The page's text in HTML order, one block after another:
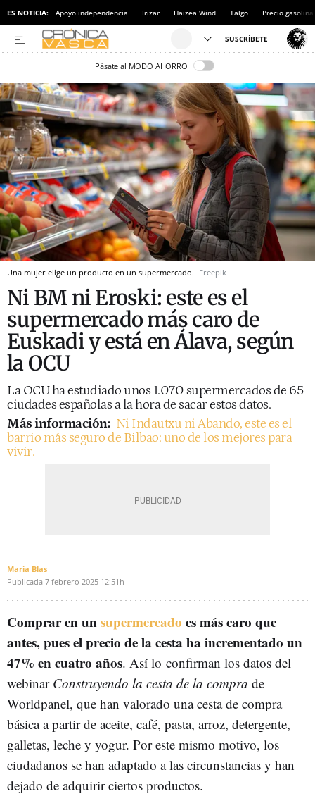
ES NOTICIA: Apoyo independencia Irizar Haizea Wind Talgo Precio gasolina
Pásate al MODO AHORRO
Una mujer elige un producto en un supermercado. Freepik
Ni BM ni Eroski: este es el
supermercado más caro de
Euskadi y está en Álava, según
la OCU
La OCU ha estudiado unos 1.070 supermercados de 65
ciudades españolas a la hora de sacar estos datos.
Más información: Ni Indautxu ni Abando, este es el
barrio más seguro de Bilbao: uno de los mejores para
vivir.
María Blas
Publicada 7 febrero 2025 12:51h
Comprar en unsupermercado es más caro que
antes, pues el precio de la cesta ha incrementado un
47% en cuatro años. Así lo confirman los datos del
webinar Construyendo la cesta de la compra de
Worldpanel, que han valorado una cesta de compra
básica a partir de aceite, café, pasta, arroz, detergente,
galletas, leche y yogur. Por este mismo motivo, los
ciudadanos se han adaptado a las circunstancias y han
dejado de adquirir ciertos productos.